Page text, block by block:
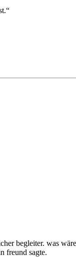
begleiter. was
freund sagte.